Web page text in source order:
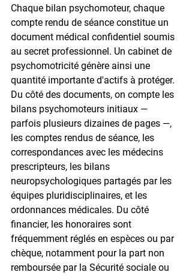
Chaque bilan psychomoteur, chaque
compte rendu de séance constitue un
document médical confidentiel soumis
au secret professionnel. Un cabinet de
psychomotricité génère ainsi une
quantité importante d'actifs à protéger.
Du côté des documents, on compte les
bilans psychomoteurs initiaux —
parfois plusieurs dizaines de pages —,
les comptes rendus de séance, les
correspondances avec les médecins
prescripteurs, les bilans
neuropsychologiques partagés par les
équipes pluridisciplinaires, et les
ordonnances médicales. Du côté
financier, les honoraires sont
fréquemment réglés en espèces ou par
chèque, notamment pour la part non
remboursée par la Sécurité sociale ou